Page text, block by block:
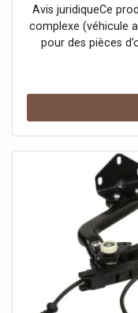
Avis juridiqueCe
complexe (véhicule
pour des pièces
garantit et
clients ou
mentionnées à
réparation du